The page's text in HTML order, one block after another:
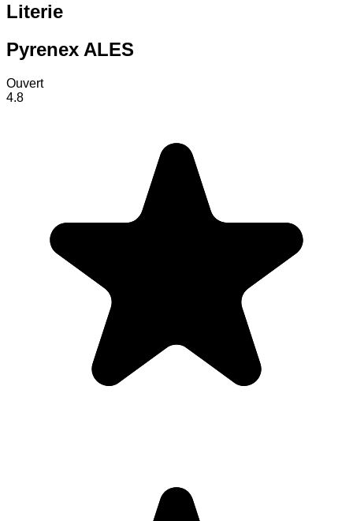
Literie
Pyrenex ALES
Ouvert
4.8